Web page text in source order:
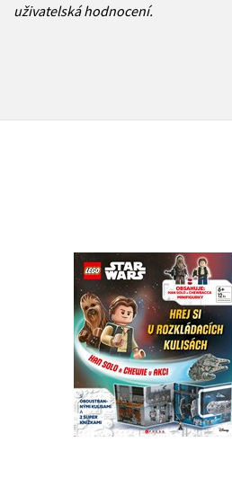
uživatelská hodnocení.
LEGO® Star Wars™
Han Solo a Chewie v
akci
Kolektiv
Do košíku